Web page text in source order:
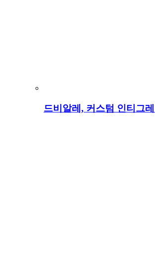
드비알레, 커스텀 인티그